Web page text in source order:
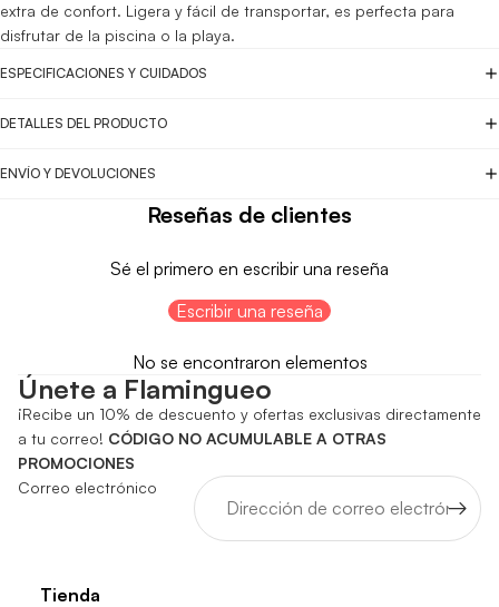
extra de confort. Ligera y fácil de transportar, es perfecta para
disfrutar de la piscina o la playa.
ESPECIFICACIONES Y CUIDADOS
DETALLES DEL PRODUCTO
ENVÍO Y DEVOLUCIONES
Reseñas de clientes
Sé el primero en escribir una reseña
Escribir una reseña
No se encontraron elementos
Únete a Flamingueo
¡Recibe un 10% de descuento y ofertas exclusivas directamente
a tu correo! CÓDIGO NO ACUMULABLE A OTRAS
PROMOCIONES
Correo electrónico
Tienda